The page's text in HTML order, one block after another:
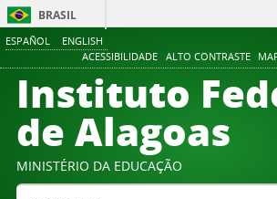
ESPAÑOL ENGLISH
ACESSIBILIDADE ALTO CONTRASTE
BRASIL
Instituto
de Alagoas
MINISTÉRIO DA EDUCAÇÃO
Buscar no portal